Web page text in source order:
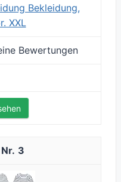
Bekleidung,
XXL
Bewertungen
3